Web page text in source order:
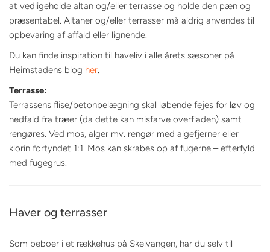
at vedligeholde altan og/eller terrasse og holde den pæn og
præsentabel. Altaner og/eller terrasser må aldrig anvendes til
opbevaring af affald eller lignende.
Du kan finde inspiration til haveliv i alle årets sæsoner på
Heimstadens blog her.
Terrasse:
Terrassens flise/betonbelægning skal løbende fejes for løv og
nedfald fra træer (da dette kan misfarve overfladen) samt
rengøres. Ved mos, alger mv. rengør med algefjerner eller
klorin fortyndet 1:1. Mos kan skrabes op af fugerne – efterfyld
med fugegrus.
Haver og terrasser
Som beboer i et rækkehus på Skelvangen, har du selv til